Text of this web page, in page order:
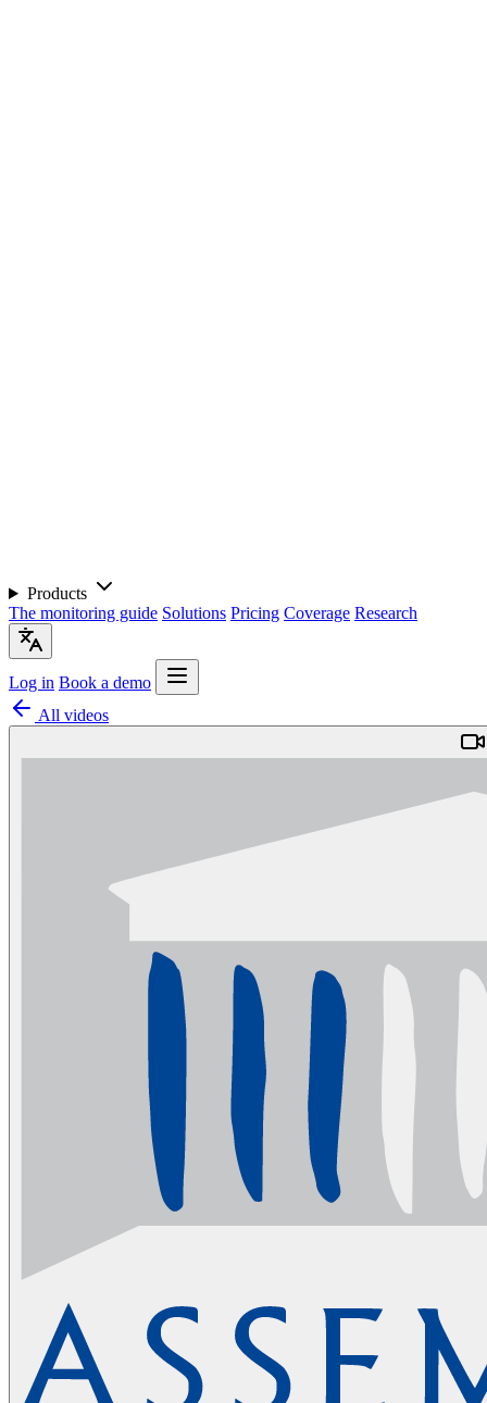
Products
The monitoring guide Solutions Pricing Coverage Research
Log in Book a demo
All videos